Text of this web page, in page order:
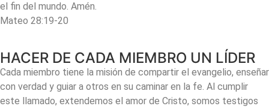
el fin del mundo. Amén.
Mateo 28:19-20
HACER DE CADA MIEMBRO UN LÍDER
Cada miembro tiene la misión de compartir el evangelio, enseñar
con verdad y guiar a otros en su caminar en la fe. Al cumplir
este llamado, extendemos el amor de Cristo, somos testigos